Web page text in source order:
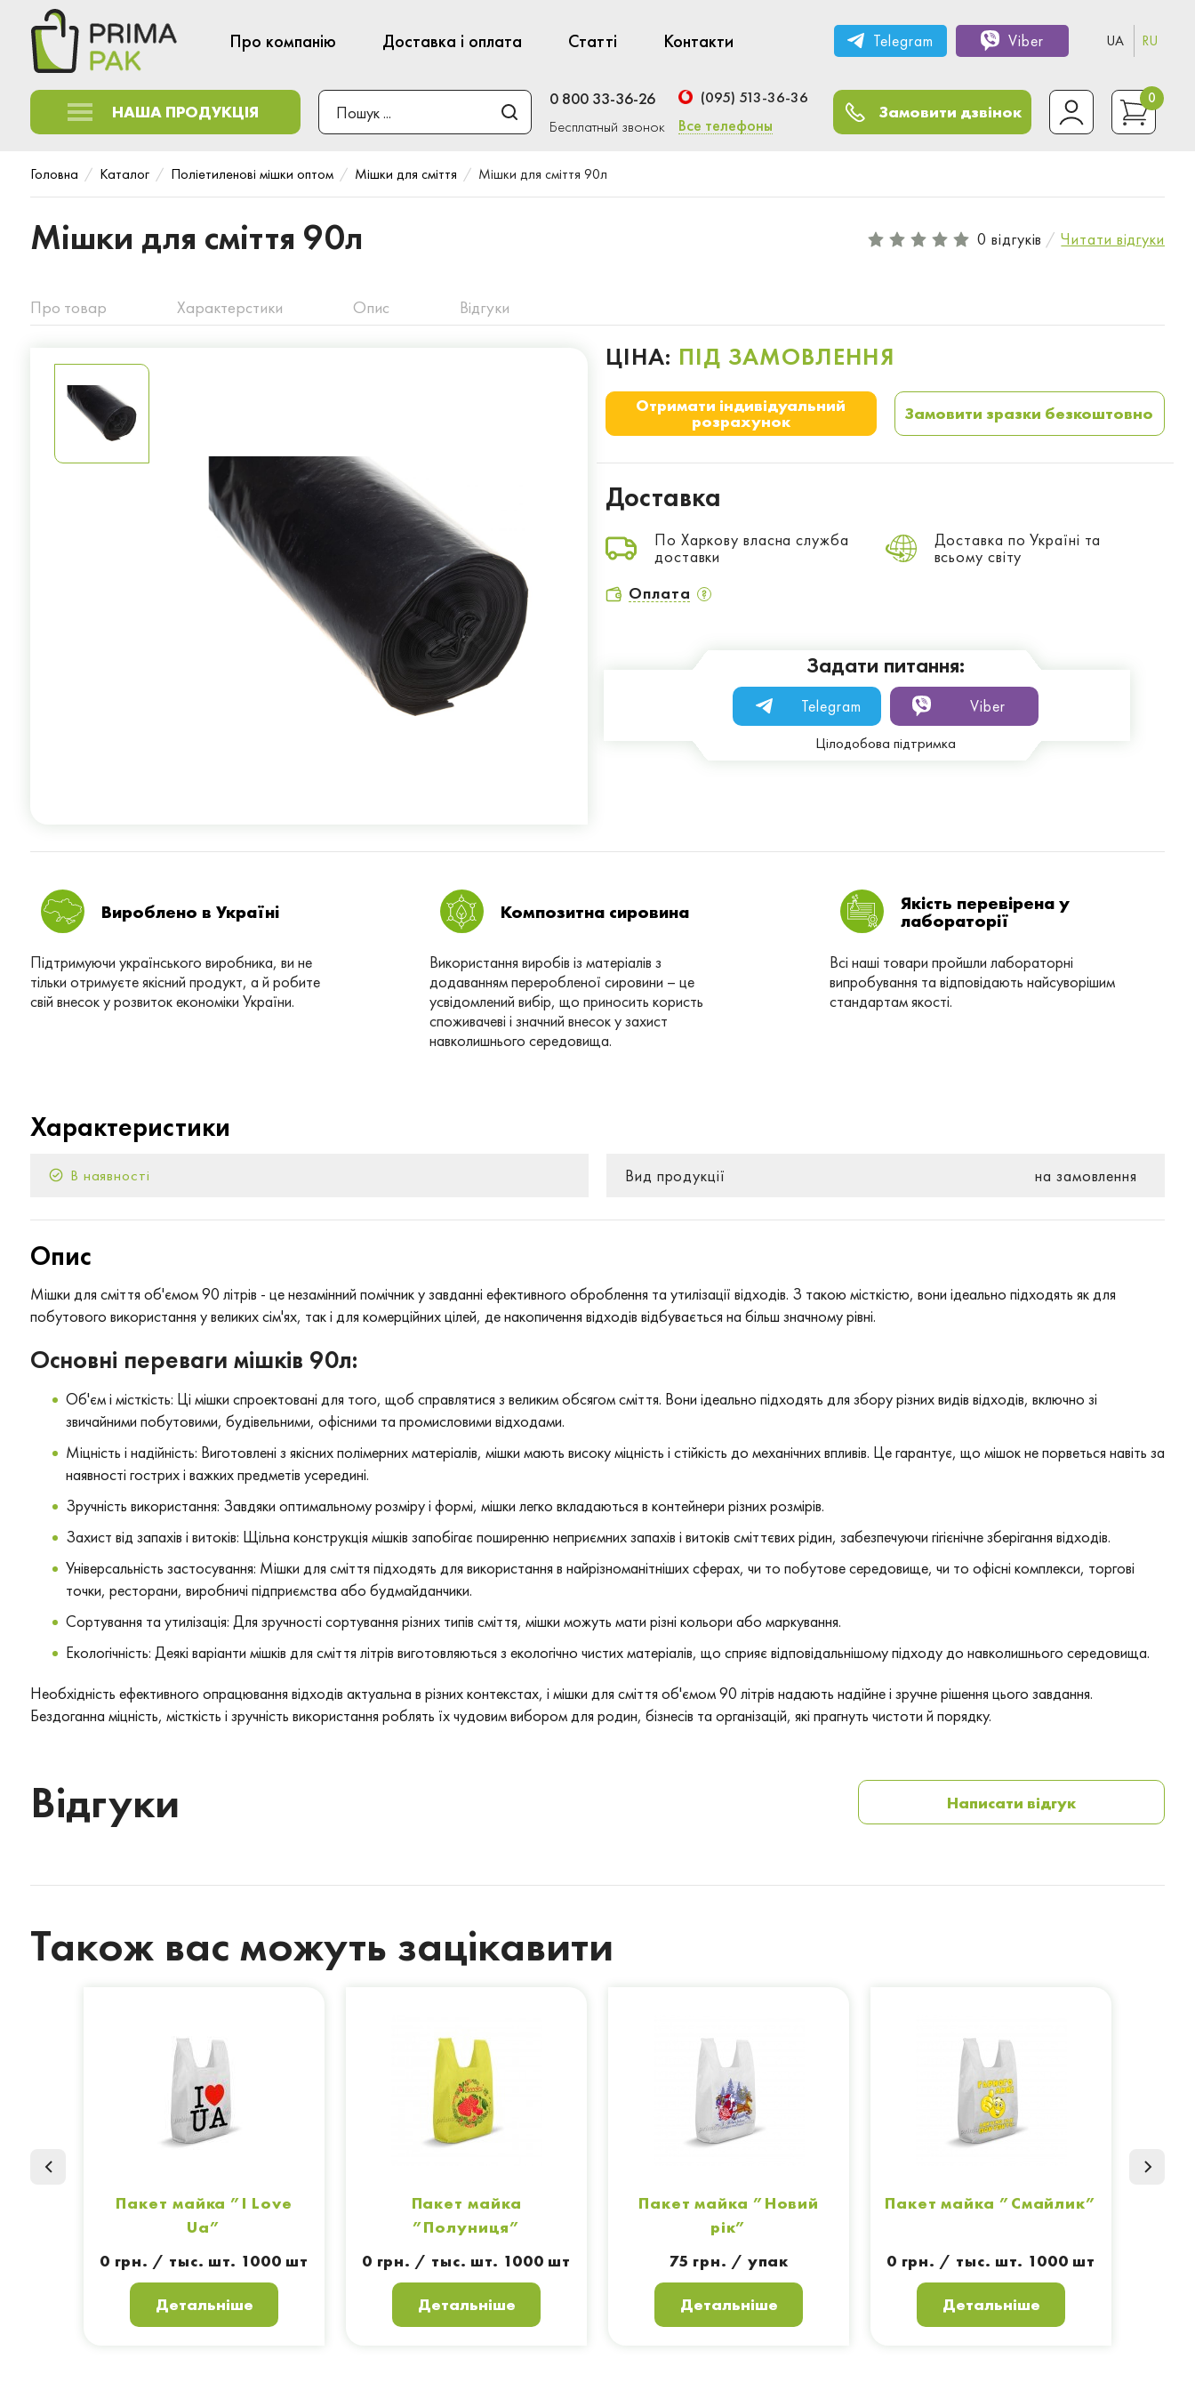
Про компанію Доставка і оплата Статті Контакти Telegram Viber UA RU
НАША ПРОДУКЦІЯ
0 800 33-36-26
Бесплатный звонок
(095) 513-36-36
Все телефоны
Замовити дзвінок
0
Головна Каталог Поліетиленові мішки оптом Мішки для сміття Мішки для сміття 90л
Мішки для сміття 90л 0 відгуків Читати відгуки
Про товар Характерстики Опис Відгуки
ЦІНА: ПІД ЗАМОВЛЕННЯ
Отримати індивідуальний
розрахунок Замовити зразки безкоштовно
Доставка
По Харкову власна служба
доставки
Доставка по Україні та
всьому світу
Оплата
Задати питання:
Telegram Viber
Цілодобова підтримка
Вироблено в Українi
Підтримуючи українського виробника, ви не
тільки отримуєте якісний продукт, а й робите
свій внесок у розвиток економіки України.
Композитна сировина
Використання виробів із матеріалів з
додаванням переробленої сировини – це
усвідомлений вибір, що приносить користь
споживачеві і значний внесок у захист
навколишнього середовища.
Якість перевірена у
лабораторії
Всі наші товари пройшли лабораторні
випробування та відповідають найсуворішим
стандартам якості.
Характеристики
В наявності Вид продукції на замовлення
Опис
Мішки для сміття об'ємом 90 літрів - це незамінний помічник у завданні ефективного оброблення та утилізації відходів. З такою місткістю, вони ідеально підходять як для
побутового використання у великих сім'ях, так і для комерційних цілей, де накопичення відходів відбувається на більш значному рівні.
Основні переваги мішків 90л:
Об'єм і місткість: Ці мішки спроектовані для того, щоб справлятися з великим обсягом сміття. Вони ідеально підходять для збору різних видів відходів, включно зі
звичайними побутовими, будівельними, офісними та промисловими відходами.
Міцність і надійність: Виготовлені з якісних полімерних матеріалів, мішки мають високу міцність і стійкість до механічних впливів. Це гарантує, що мішок не порветься навіть за
наявності гострих і важких предметів усередині.
Зручність використання: Завдяки оптимальному розміру і формі, мішки легко вкладаються в контейнери різних розмірів.
Захист від запахів і витоків: Щільна конструкція мішків запобігає поширенню неприємних запахів і витоків сміттєвих рідин, забезпечуючи гігієнічне зберігання відходів.
Універсальність застосування: Мішки для сміття підходять для використання в найрізноманітніших сферах, чи то побутове середовище, чи то офісні комплекси, торгові
точки, ресторани, виробничі підприємства або будмайданчики.
Сортування та утилізація: Для зручності сортування різних типів сміття, мішки можуть мати різні кольори або маркування.
Екологічність: Деякі варіанти мішків для сміття літрів виготовляються з екологічно чистих матеріалів, що сприяє відповідальнішому підходу до навколишнього середовища.
Необхідність ефективного опрацювання відходів актуальна в різних контекстах, і мішки для сміття об'ємом 90 літрів надають надійне і зручне рішення цього завдання.
Бездоганна міцність, місткість і зручність використання роблять їх чудовим вибором для родин, бізнесів та організацій, які прагнуть чистоти й порядку.
Відгуки Написати відгук
Також вас можуть зацікавити
Пакет майка ”I Love
Ua”
0 грн. / тыс. шт. 1000 шт
Детальніше
Пакет майка
”Полуниця”
0 грн. / тыс. шт. 1000 шт
Детальніше
Пакет майка ”Новий
рік”
75 грн. / упак
Детальніше
Пакет майка ”Смайлик”
0 грн. / тыс. шт. 1000 шт
Детальніше